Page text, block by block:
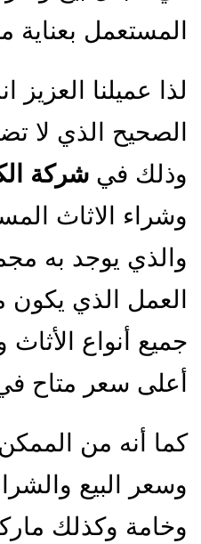
المستعمل بعناية
لذا عميلنا
الصحيح الذي لا
وذلك في شركة
وشراء الاثاث
والذي يوجد به
العمل الذي
جميع أنواع
أعلى سعر متاح
كما أنه من
وسعر البيع
وخامة وكذلك